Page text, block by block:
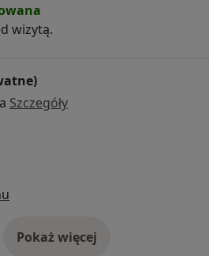
wizytą.
Szczegóły
Pokaż więcej
o adresie